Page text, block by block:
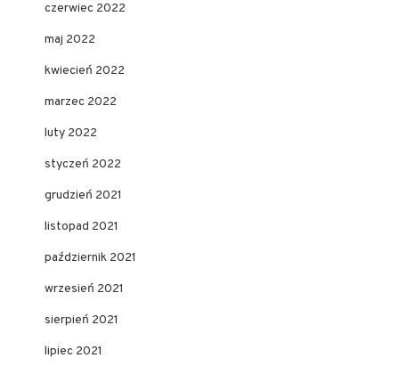
czerwiec 2022
maj 2022
kwiecień 2022
marzec 2022
luty 2022
styczeń 2022
grudzień 2021
listopad 2021
październik 2021
wrzesień 2021
sierpień 2021
lipiec 2021